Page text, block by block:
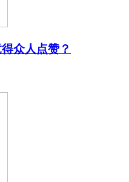
众人点赞？